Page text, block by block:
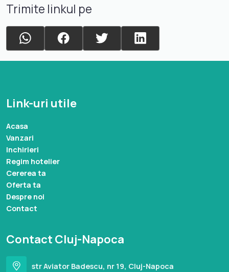
Trimite linkul pe
Link-uri utile
Acasa
Vanzari
Inchirieri
Regim hotelier
Cererea ta
Oferta ta
Despre noi
Contact
Contact Cluj-Napoca
str Aviator Badescu, nr 19, Cluj-Napoca